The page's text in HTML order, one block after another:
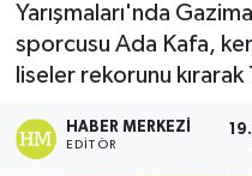
Yarışmaları'nda
sporcusu Ada Kafa,
liseler rekorunu
HABER MERKEZI
EDITÖR
DÜNYA
EĞİTİM
EKONOMİ
Son Dakika
Haber Arşivi